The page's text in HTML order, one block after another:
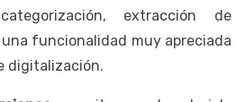
extracción de
funcionalidad muy apreciada
digitalización.